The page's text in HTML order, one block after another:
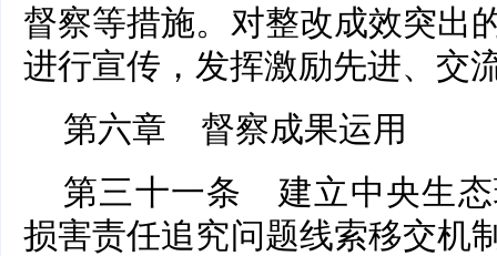
督察等措施。对整改成效突出
进行宣传，发挥激励先进、交
第六章 督察成果运用
第三十一条 建立中央生态
损害责任追究问题线索移交机